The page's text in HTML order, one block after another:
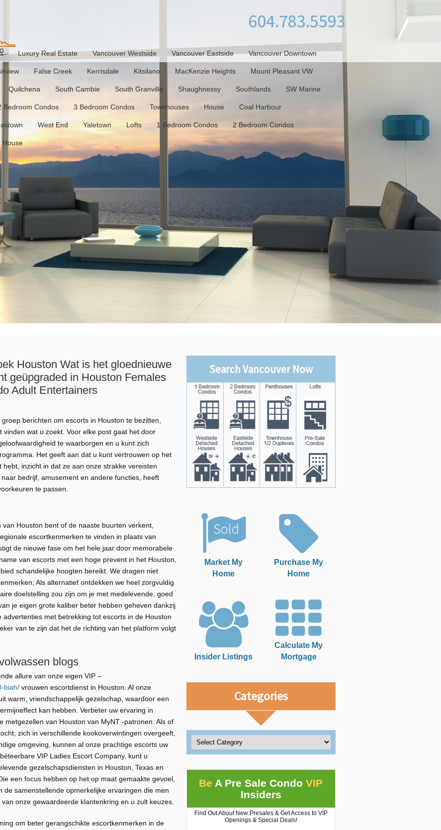
604.783.5593
Luxury Real Estate Vancouver Westside Vancouver Eastside Vancouver Downtown
False Creek Kerrisdale Kitsilano MacKenzie Heights Mount Pleasant VW
Quilchena South Cambie South Granville Shaughnessy Southlands SW Marine
Bedroom Condos 3 Bedroom Condos Townhouses House Coal Harbour
West End Yaletown Lofts 1 Bedroom Condos 2 Bedroom Condos
House
Houston Wat is het gloednieuwe
geüpgraded in Houston Females
Adult Entertainers
berichten om escorts in Houston te bezitten,
wat u zoekt. Voor elke post gaat het door
te waarborgen en u kunt zich
Het geeft aan dat u kunt vertrouwen op het
inzicht in dat ze aan onze strakke vereisten
bedrijf, amusement en andere functies, heeft
te passen.
Houston bent of de naaste buurten verkent,
escortkenmerken te vinden in plaats van
de nieuwe fase om het hele jaar door memorabele
van escorts met een hoge prevent in het Houston,
schandelijke hoogten bereikt. We dragen niet
Als alternatief ontdekken we heel zorgvuldig
doelstelling zou zijn om je met medelevende, goed
je eigen grote kaliber beter hebben geheven dankzij
met betrekking tot escorts in de Houston
van te zijn dat het de richting van het platform volgt
blogs
allure van onze eigen VIP –
biah/ vrouwen escortdienst in Houston. Al onze
warm, vriendschappelijk gezelschap, waardoor een
kan hebben. Verbeter uw ervaring in
metgezellen van Houston van MyNT -patronen. Als of
zich in verschillende kookoverwintingen overgeeft,
omgeving, kunnen al onze prachtige escorts uw
VIP Ladies Escort Company, kunt u
gezelschapsdiensten in Houston, Texas en
een focus hebben op het op maat gemaakte gevoel,
samenstellende opmerkelijke ervaringen die men
onze gewaardeerde klantenkring en u zult keuzes.
om beter gerangschikte escortkenmerken in de
Search Vancouver Now
Market My
Home
Purchase My
Home
Insider Listings
Calculate My
Mortgage
Categories
Be A Pre Sale CondoVIP
Insiders
Find Out About New Presales & Get Access to VIP
Openings & Special Deals!